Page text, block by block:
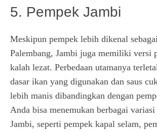
5. Pempek Jambi
Meskipun pempek lebih dikenal
Palembang, Jambi juga memiliki versi
kalah lezat. Perbedaan utamanya
dasar ikan yang digunakan dan saus
lebih manis dibandingkan dengan
Anda bisa menemukan berbagai
Jambi, seperti pempek kapal selam,